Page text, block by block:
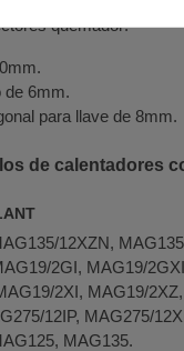
quemador:
de 6mm.
para llave de 8mm.
de calentadores
12XZN,
2GI, MAG19/
2XI, MAG19/
12IP, MAG275/
MAG135.